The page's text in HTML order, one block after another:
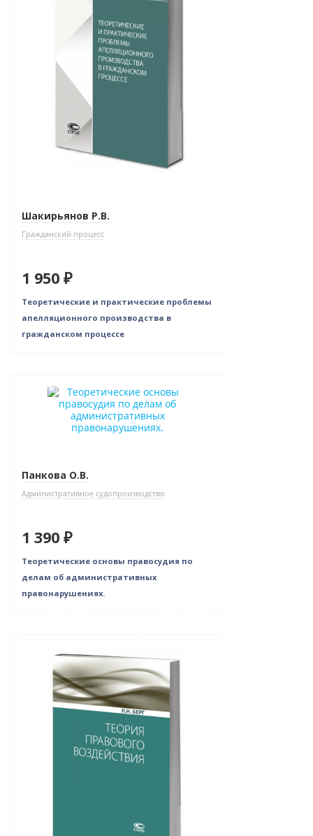
Шакирьянов Р.В.
Гражданский процесс
1 950 ₽
Теоретические и практические проблемы
апелляционного производства в
гражданском процессе
Новинка
Панкова О.В.
Административное судопроизводство
1 390 ₽
Теоретические основы правосудия по
делам об административных
правонарушениях.